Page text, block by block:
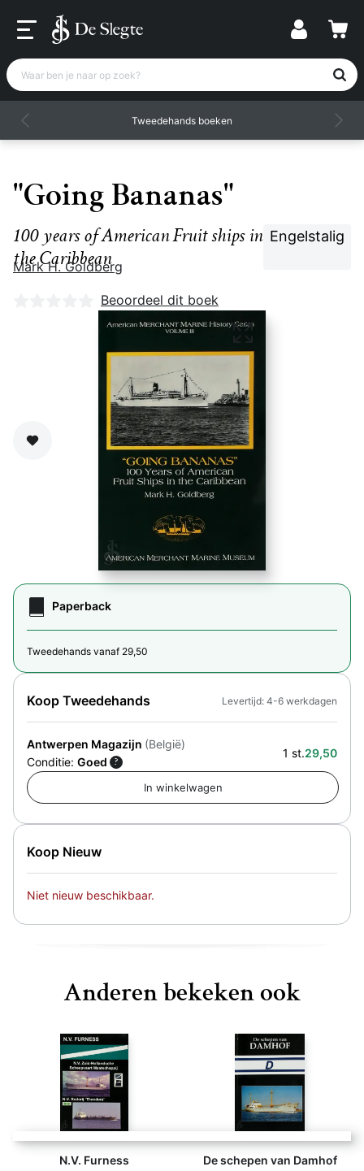
Waar ben je naar op zoek?
Tweedehands boeken
"Going Bananas"
100 years of American Fruit ships in
the Caribbean
Engelstalig
Mark H. Goldberg
Nog geen beoordelingen
Beoordeel dit boek
Zet op verlanglijst
Paperback
Tweedehands vanaf 29,50
Koop Tweedehands
Antwerpen Magazijn (België)
Conditie: Goed ?
1 st.29,50
Levertijd: 4-6 werkdagen
Koop Nieuw
Niet nieuw beschikbaar.
Anderen bekeken ook
N.V. Furness
De schepen van Damhof